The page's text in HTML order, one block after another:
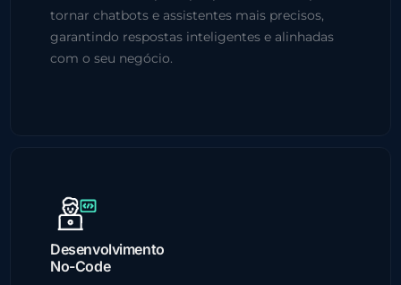
tornar chatbots e assistentes mais precisos,
garantindo respostas inteligentes e alinhadas
com o seu negócio.
Desenvolvimento
No-Code